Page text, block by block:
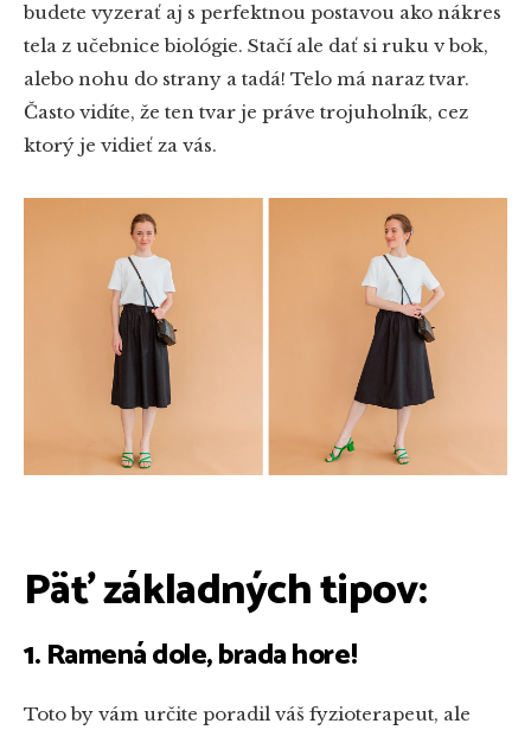
budete vyzerať aj s perfektnou postavou ako nákres
tela z učebnice biológie. Stačí ale dať si ruku v bok,
alebo nohu do strany a tadá! Telo má naraz tvar.
Často vidíte, že ten tvar je práve trojuholník, cez
ktorý je vidieť za vás.
Päť základných tipov:
1. Ramená dole, brada hore!
Toto by vám určite poradil váš fyzioterapeut, ale